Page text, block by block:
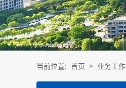
当前位置: 首页 > 业务工作